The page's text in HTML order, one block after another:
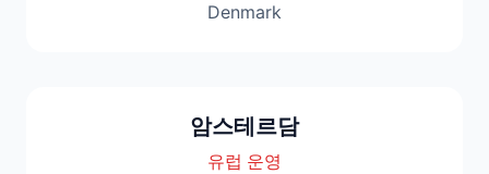
Denmark
암스테르담
유럽 운영